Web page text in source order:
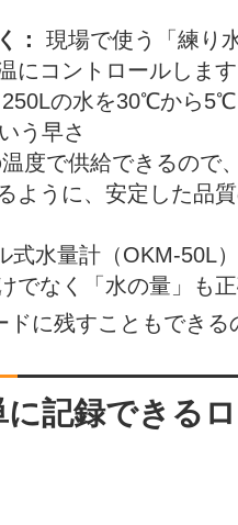
：
現場で使う「練り
にコントロールします
の水を30℃から5℃
う早さ
度で供給できるので
ように、安定した品
式水量計（OKM-50L
でなく「水の量」も
ドに残すこともできる
記録できる